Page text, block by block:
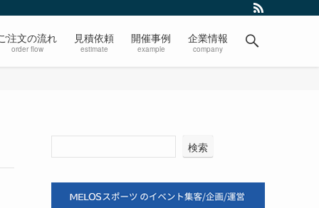
注文の流れ
order flow
見積依頼
estimate
開催事例
example
企業情報
company
検索